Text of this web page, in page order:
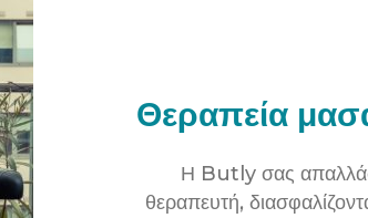
Θεραπεία
Η Butly σας
θεραπευτή,